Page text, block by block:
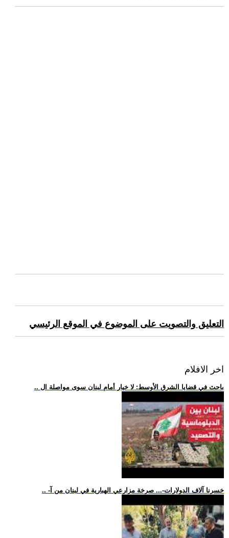
التعليق والتصويت على الموضوع في الموقع الرئيسي
اخر الافلام
.. باحث في قضايا الشرق الأوسط: لا خيار أمام لبنان سوى مواصلة ال
.. -خسرنا آلاف الدولارات-... صرخة مزارعي الهبارية في لبنان من آ